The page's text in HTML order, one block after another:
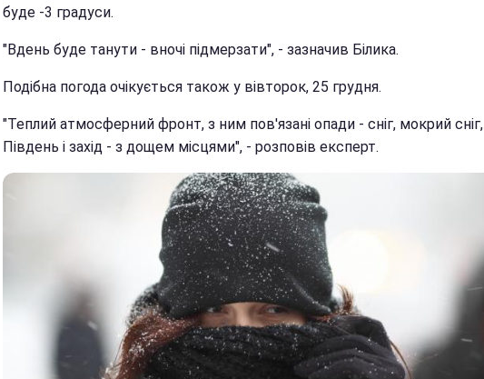
буде -3 градуси.
"Вдень буде танути - вночі підмерзати", - зазначив Білика.
Подібна погода очікується також у вівторок, 25 грудня.
"Теплий атмосферний фронт, з ним пов'язані опади - сніг, мокрий сніг,
Південь і захід - з дощем місцями", - розповів експерт.